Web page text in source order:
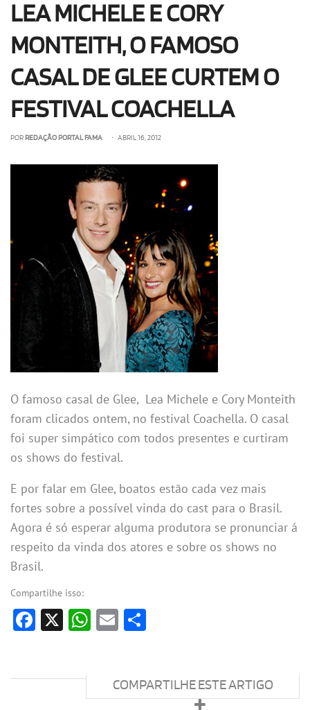
LEA MICHELE E CORY
MONTEITH, O FAMOSO
CASAL DE GLEE CURTEM O
FESTIVAL COACHELLA
POR REDAÇÃO PORTAL FAMA • ABRIL 16, 2012
O famoso casal de Glee, Lea Michele e Cory Monteith
foram clicados ontem, no festival Coachella. O casal
foi super simpático com todos presentes e curtiram
os shows do festival.
E por falar em Glee, boatos estão cada vez mais
fortes sobre a possível vinda do cast para o Brasil.
Agora é só esperar alguma produtora se pronunciar á
respeito da vinda dos atores e sobre os shows no
Brasil.
Compartilhe isso:
Facebook
X WhatsApp
Email
COMPARTILHE ESTE ARTIGO